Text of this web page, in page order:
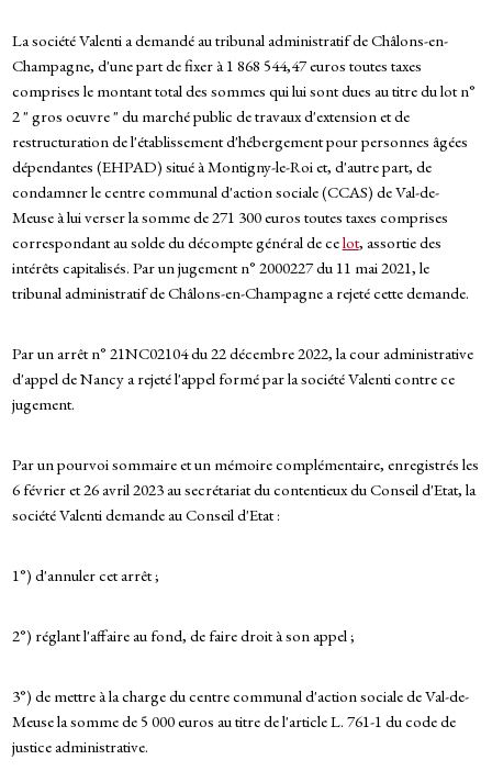
La société Valenti a demandé au tribunal administratif de Châlons-en-
Champagne, d'une part de fixer à 1 868 544,47 euros toutes taxes
comprises le montant total des sommes qui lui sont dues au titre du lot n°
2 " gros oeuvre " du marché public de travaux d'extension et de
restructuration de l'établissement d'hébergement pour personnes âgées
dépendantes (EHPAD) situé à Montigny-le-Roi et, d'autre part, de
condamner le centre communal d'action sociale (CCAS) de Val-de-
Meuse à lui verser la somme de 271 300 euros toutes taxes comprises
correspondant au solde du décompte général de celot, assortie des
intérêts capitalisés. Par un jugement n° 2000227 du 11 mai 2021, le
tribunal administratif de Châlons-en-Champagne a rejeté cette demande.
Par un arrêt n° 21NC02104 du 22 décembre 2022, la cour administrative
d'appel de Nancy a rejeté l'appel formé par la société Valenti contre ce
jugement.
Par un pourvoi sommaire et un mémoire complémentaire, enregistrés les
6 février et 26 avril 2023 au secrétariat du contentieux du Conseil d'Etat, la
société Valenti demande au Conseil d'Etat :
1°) d'annuler cet arrêt ;
2°) réglant l'affaire au fond, de faire droit à son appel ;
3°) de mettre à la charge du centre communal d'action sociale de Val-de-
Meuse la somme de 5 000 euros au titre de l'article L. 761-1 du code de
justice administrative.